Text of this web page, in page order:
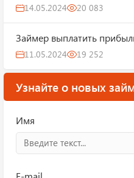
14.05.2024 20 083
Займер выплатить
11.05.2024 19 252
Узнайте о новых
Имя